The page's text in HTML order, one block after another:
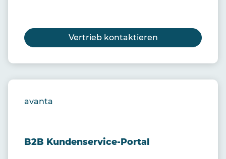
Vertrieb kontaktieren
avanta
B2B Kundenservice-Portal